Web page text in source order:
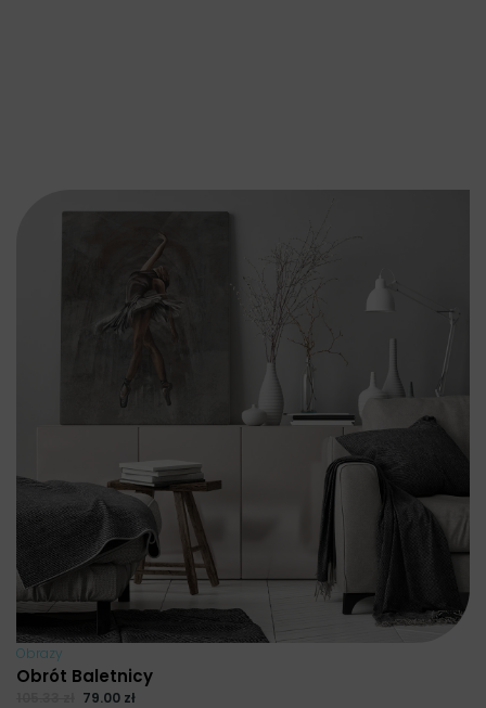
Obrazy
Obrót Baletnicy
79.00 zł